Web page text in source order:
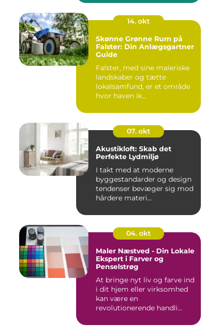
14. okt
Skønne Grønne Rum på
Falster: Din Anlægsgartner
Guide
Falster, med sine maleriske
landskaber og tætte
lokalsamfund, er et område
hvor haven ik...
07. okt
Akustikloft: Skab det
Perfekte Lydmiljø
I takt med at moderne
byggestandarder og design
tendenser bevæger sig mod
hårdere materi...
04. okt
Maler Næstved - Din Lokale
Ekspert i Farver og
Penselstrøg
At bringe nyt liv og farve ind
i dit hjem eller virksomhed
kan være en
revolutionerende handli...